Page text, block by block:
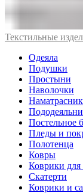
Текстильные
Одеяла
Подушки
Простыни
Наволочки
Постельное
Пледы и
Полотенца
Ковры
Коврики для
Скатерти
Коврики и